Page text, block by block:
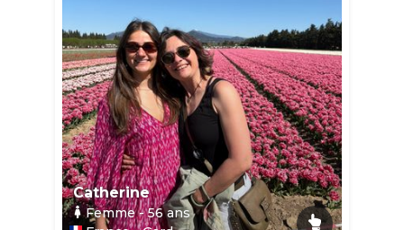
Catherine
Femme- 56ans